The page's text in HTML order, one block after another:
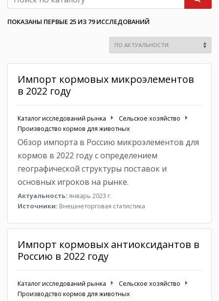
ПОКАЗАНЫ ПЕРВЫЕ 25 ИЗ 79 ИССЛЕДОВАНИЙ
Импорт кормовых микроэлементов
в 2022 году
Каталог исследований рынка
Сельское хозяйство
Производство кормов для животных
Обзор импорта в Россию микроэлементов для
кормов в 2022 году с определением
географической структуры поставок и
основных игроков на рынке.
Актуальность: январь 2023 г.
Источники: Внешнеторговая статистика
Импорт кормовых антиоксидантов в
Россию в 2022 году
Каталог исследований рынка
Сельское хозяйство
Производство кормов для животных